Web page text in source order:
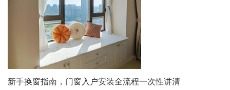
新手换窗指南，门窗入户安装全流程一次性讲清